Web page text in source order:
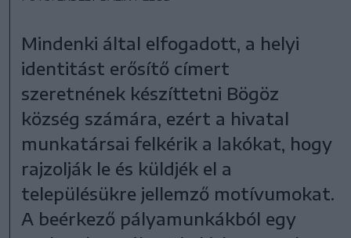
Mindenki által elfogadott, a helyi
identitást erősítő címert
szeretnének készíttetni Bögöz
község számára, ezért a hivatal
munkatársai felkérik a lakókat, hogy
rajzolják le és küldjék el a
településükre jellemző motívumokat.
A beérkező pályamunkákból egy